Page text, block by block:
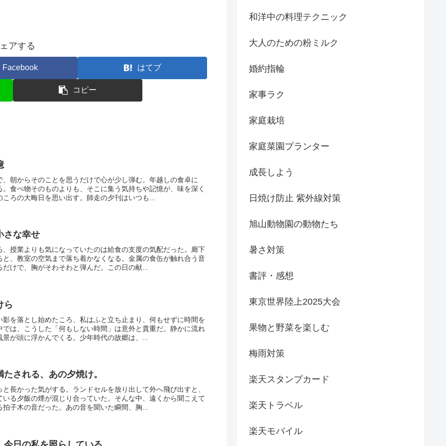
アする
Facebook はてブ
コピー
朝からそのことを思うだけで心が少し弾む。年越しの食卓に
食べ物そのものよりも、そこに集う気持ちや記憶が、味を深く
ろの大晦日を思い出す。師走の夕刊はいつも...
さな幸せ
授業よりも気になっていたのは給食の支度の気配だった。廊下
、教室の空気まで落ち着かなくなる。金属の食缶が触れ合う音
けで、胸がそわそわと弾んだ。この日の献...
ら
を落とし始めたころ、私はふと立ち止まり、何もせずに時間を
は、こうした「何もしない時間」は意外と貴重だ。静かに流れ
が頭に浮かんでくる。少年時代の故郷は、...
される、あの夕焼け。
長かった気がする。ランドセルを放り出して外へ飛び出すと、
る夕飯の煙が混じり合っていた。そんな中、遠くから聞こえて
子木の音だった。あの音を聞いた瞬間、胸...
和洋中の料理テクニック
大人のための粉ミルク
婚約指輪
家事ラク
家庭栽培
家庭菜園プランター
成長しよう
日焼け防止 紫外線対策
旭山動物園の動物たち
暑さ対策
書評・感想
東京世界陸上2025大会
果物と野菜を楽しむ
梅雨対策
楽天スタンプカード
楽天トラベル
楽天モバイル